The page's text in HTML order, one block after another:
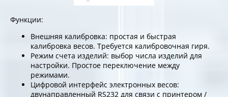
Функции:
Внешняя калибровка: простая и быстрая
калибровка весов. Требуется калибровочная гиря.
Режим счета изделий: выбор числа изделий для
настройки. Простое переключение между
режимами.
Цифровой интерфейс электронных весов:
двунаправленный RS232 для связи с принтером /